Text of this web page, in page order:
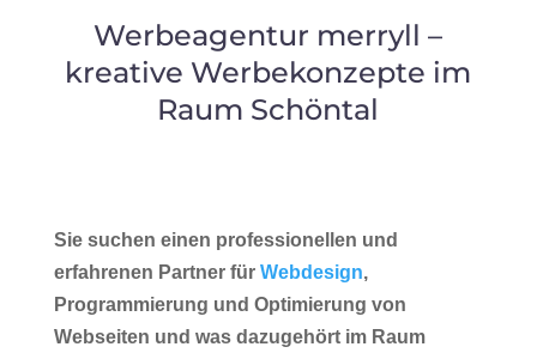
Werbeagentur merryll –
kreative Werbekonzepte im
Raum Schöntal
Sie suchen einen professionellen und
erfahrenen Partner für Webdesign,
Programmierung und Optimierung von
Webseiten und was dazugehört im Raum